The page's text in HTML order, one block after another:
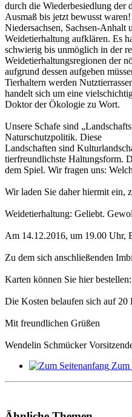
durch die Wiederbesiedlung der
Ausmaß bis jetzt bewusst
Niedersachsen, Sachsen-
Weidetierhaltung aufklären. Es
schwierig bis unmöglich in der
Weidetierhaltungsregionen der
aufgrund dessen aufgeben
Tierhaltern werden
handelt sich um eine
Doktor der Ökologie zu Wort.
Unsere Schafe sind
Naturschutzpolitik. Diese
Landschaften sind
tierfreundlichste Haltungsform.
dem Spiel. Wir fragen uns:
Wir laden Sie daher hiermit ein,
Weidetierhaltung: Geliebt.
Am 14.12.2016, um 19.00 Uhr,
Zu dem sich anschließenden
Karten können Sie hier bestellen:
Die Kosten belaufen sich auf 20
Mit freundlichen Grüßen
Wendelin Schmücker
Zum